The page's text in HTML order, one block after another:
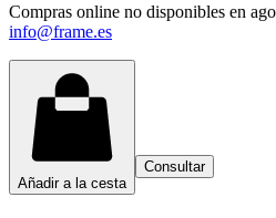
Compras online no disponibles en
info@frame.es
Añadir a la cesta
Consultar